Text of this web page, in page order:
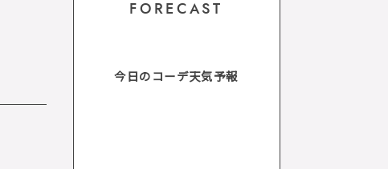
FORECAST
今日のコーデ天気予報